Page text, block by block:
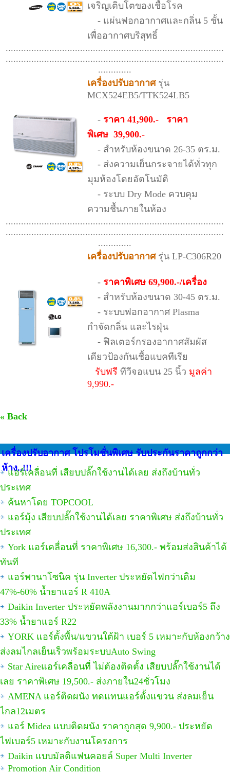
เจริญเติบโตของเชื้อโรค
- แผ่นฟอกอากาศและกลิ่น 5 ชั้น
เพื่ออากาศบริสุทธิ์
.....................................................................................
.....................................................................................
.............
เครื่องปรับอากาศรุ่น
MCX524EB5/TTK524LB5
- ราคา 41,900.- ราคา
พิเศษ 39,900.-
- สำหรับห้องขนาด 26-35 ตร.ม.
- ส่งความเย็นกระจายได้ทั่วทุก
มุมห้องโดยอัตโนมัติ
- ระบบ Dry Mode ควบคุม
ความชื้นภายในห้อง
.....................................................................................
.....................................................................................
.............
เครื่องปรับอากาศรุ่น LP-C306R20
- ราคาพิเศษ 69,900.-/เครื่อง
- สำหรับห้องขนาด 30-45 ตร.ม.
- ระบบฟอกอากาศ Plasma
กำจัดกลิ่น และไรฝุ่น
- ฟิลเตอร์กรองอากาศสัมผัส
เดียวป้องกันเชื้อแบคทีเรีย
รับฟรี ทีวีจอแบน 25 นิ้ว มูลค่า
9,990.-
« Back
เครื่องปรับอากาศ โปรโมชั่นพิเศษ รับประกันราคาถูกกว่า
ห้าง..!!!
แอร์เคลื่อนที่ เสียบปลั๊กใช้งานได้เลย ส่งถึงบ้านทั่ว
ประเทศ
ค้นหาโดย TOPCOOL
แอร์มุ้ง เสียบปลั๊กใช้งานได้เลย ราคาพิเศษ ส่งถึงบ้านทั่ว
ประเทศ
York แอร์เคลื่อนที่ ราคาพิเศษ 16,300.- พร้อมส่งสินค้าได้
ทันที
แอร์พานาโซนิค รุ่น Inverter ประหยัดไฟกว่าเดิม
47%-60% น้ำยาแอร์ R 410A
Daikin Inverter ประหยัดพลังงานมากกว่าแอร์เบอร์5 ถึง
33% น้ำยาแอร์ R22
YORK แอร์ตั้งพื้น/แขวนใต้ฝ้า เบอร์ 5 เหมาะกับห้องกว้าง
ส่งลมไกลเย็นเร็วพร้อมระบบAuto Swing
Star Aireแอร์เคลื่อนที่ ไม่ต้องติดตั้ง เสียบปลั๊กใช้งานได้
เลย ราคาพิเศษ 19,500.- ส่งภายใน24ชั่วโมง
AMENA แอร์ติดผนัง ทดแทนแอร์ตั้งแขวน ส่งลมเย็น
ไกล12เมตร
แอร์ Midea แบบติดผนัง ราคาถูกสุด 9,900.- ประหยัด
ไฟเบอร์5 เหมาะกับงานโครงการ
Daikin แบบมัลติแฟนคอยล์ Super Multi Inverter
Promotion Air Condition